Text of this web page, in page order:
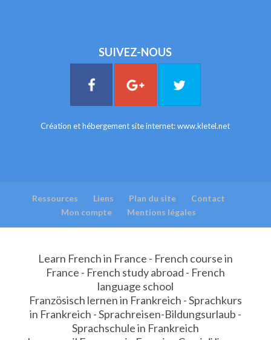
SUIVEZ-NOUS
Création et hébergement site internet:www.kletel.net
Ressources Liens Plan du site
Contact
Mon compte
Mentions légales
Learn French in France - French course in
France - French study abroad - French
language school
Französisch lernen in Frankreich - Sprachkurs
in Frankreich - Sprachreisen-Bildungsurlaub -
Sprachschule in Frankreich